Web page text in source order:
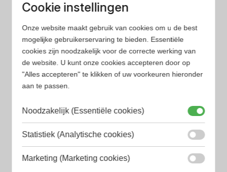
minder tijd en geld kwijt bent
Populaire herengeuren
Amouage Heren parfum
Aramis Heren parfum
Azzaro Heren parfum
BALR. Heren parfum
BVLGARI Heren parfum
Cookie instellingen
Onze website maakt gebruik van cookies om u de best
mogelijke gebruikerservaring te bieden. Essentiële
cookies zijn noodzakelijk voor de correcte werking van
de website. U kunt onze cookies accepteren door op
"Alles accepteren" te klikken of uw voorkeuren hieronder
aan te passen.
Noodzakelijk (Essentiële cookies)
Statistiek (Analytische cookies)
Marketing (Marketing cookies)